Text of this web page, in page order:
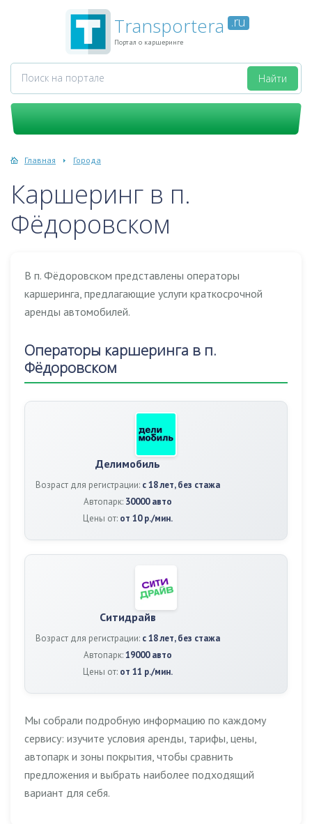
Transportera .ru
Портал о каршеринге
Главная Города
Каршеринг в п.
Фёдоровском
В п. Фёдоровском представлены операторы
каршеринга, предлагающие услуги краткосрочной
аренды автомобилей.
Операторы каршеринга в п.
Фёдоровском
Делимобиль
Возраст для регистрации: с 18 лет, без стажа
Автопарк: 30000 авто
Цены от: от 10 р./мин.
Ситидрайв
Возраст для регистрации: с 18 лет, без стажа
Автопарк:19000 авто
Цены от: от 11 р./мин.
Мы собрали подробную информацию по каждому
сервису: изучите условия аренды, тарифы, цены,
автопарк и зоны покрытия, чтобы сравнить
предложения и выбрать наиболее подходящий
вариант для себя.